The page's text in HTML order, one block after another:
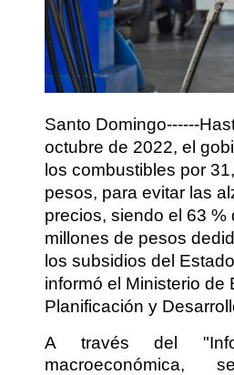
Santo Domingo------
octubre de 2022, el
los combustibles por
pesos, para evitar las
precios, siendo el 63 %
millones de pesos
los subsidios del
informó el Ministerio de
Planificación y
A través del
macroeconómica,